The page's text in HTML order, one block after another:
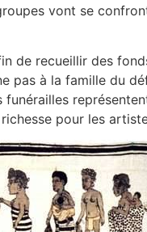
vont se
de recueillir des
pas à la famille du
funérailles
pour les